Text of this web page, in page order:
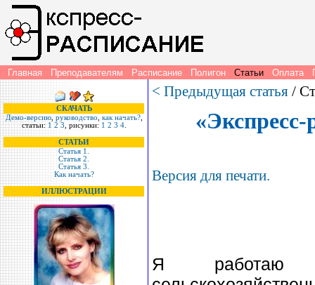
Главная Преподавателям Расписание Полигон Статьи Оплата
СКАЧАТЬ
Демо-версию, руководство как начать?,
статьи: 1 2 3 , рисунки: 1 2 3 4.
СТАТЬИ
Статья 1.
Статья 2.
Статья 3.
Как начать?
ИЛЛЮСТРАЦИИ
< Предыдущая статья /
Версия для печати.
Я работаю